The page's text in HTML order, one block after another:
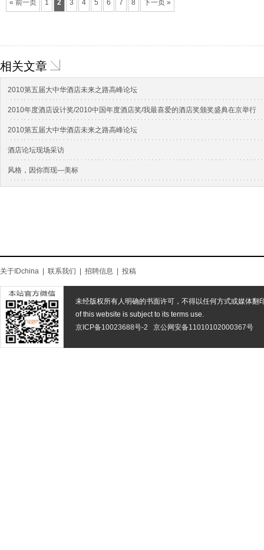
« 前一页 1 2 3 4 5 6 7 8 下一页 »
相关文章
2010第五届大中华酒店未来之路高峰论坛
2010年度酒店设计奖/2010中国年度酒店奖/我最喜爱的酒店奖颁奖盛典在京举行
2010第五届大中华酒店未来之路高峰论坛
酒店论坛现场采访
风格，因你而现—美标
关于IDchina 联系我们 招聘信息 投稿
未经版权所有人明确的书面许可，不得以任何方式或媒体翻
of this website is subject to its terms use.
京ICP备10023688号-2
京公网安备11010102000367号